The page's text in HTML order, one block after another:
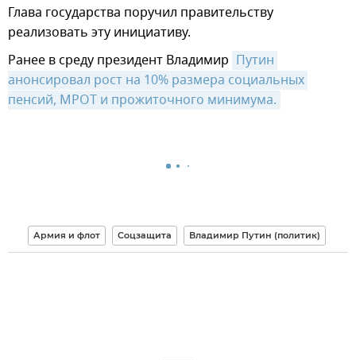
Глава государства поручил правительству
реализовать эту инициативу.
Ранее в среду президент Владимир Путин
анонсировал рост на 10% размера социальных
пенсий, МРОТ и прожиточного минимума.
Армия и флот Соцзащита Владимир Путин (политик)